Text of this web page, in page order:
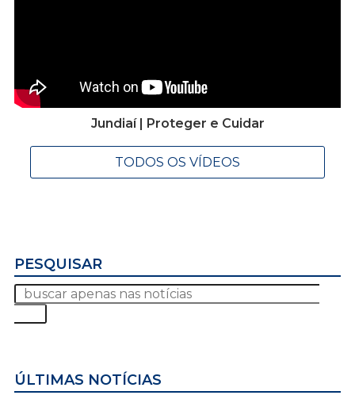
Jundiaí | Proteger e Cuidar
TODOS OS VÍDEOS
PESQUISAR
ÚLTIMAS NOTÍCIAS